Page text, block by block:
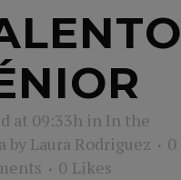
at 09:33h in In the
by Laura Rodriguez
0
0 Likes